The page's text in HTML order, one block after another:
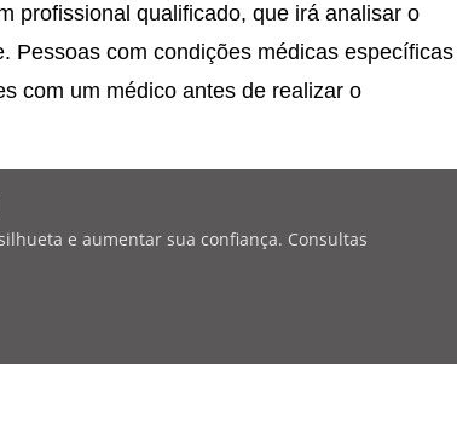
profissional qualificado, que irá analisar o
Pessoas com condições médicas
com um médico antes de realizar o
e aumentar sua confiança. Consultas